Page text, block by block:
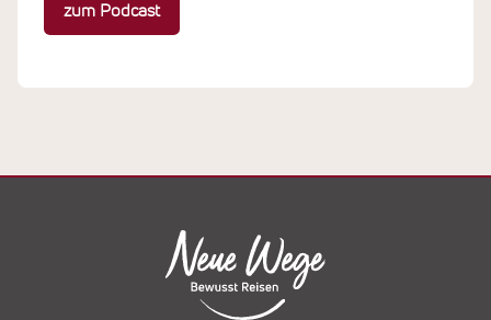
zum Podcast